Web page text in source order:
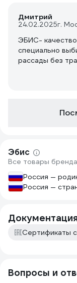
Дмитрий
24.02.2025г.
ЭБИС- качество
специально
рассады без
Эбис
Все товары бренда
Россия —
Россия —
Сертификаты
Вопросы и